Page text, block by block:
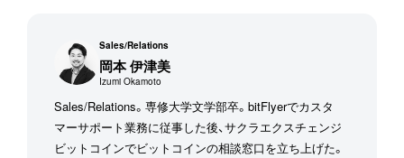
Sales/Relations
岡本 伊津美
Izumi Okamoto
Sales/Relations。専修大学文学部卒。bitFlyerでカスタ
マーサポート業務に従事した後、サクラエクスチェンジ
ビットコインでビットコインの相談窓口を立ち上げた。